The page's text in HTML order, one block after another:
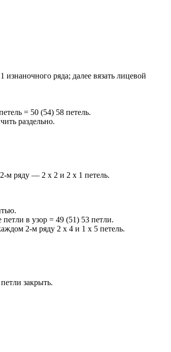
ряда; далее вязать лицевой
= 50 (54) 58 петель.
раздельно.
м ряду — 2 х 2 и 2 х 1 петель.
в узор = 49 (51) 53 петли.
2-м ряду 2 х 4 и 1 х 5 петель.
закрыть.